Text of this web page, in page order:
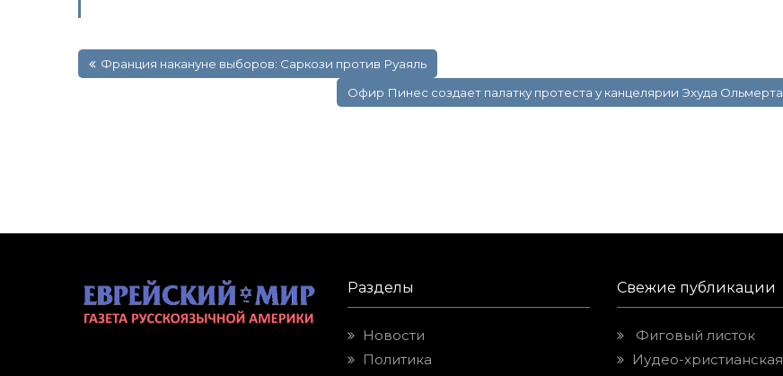
по Франция накануне выборов: Саркози против Руаяль
Офир Пинес создает палатку протеста у канцелярии Эхуда Ольмерта
Разделы
Новости
Политика
Свежие публикации
Фиговый листок
Иудео-христианская